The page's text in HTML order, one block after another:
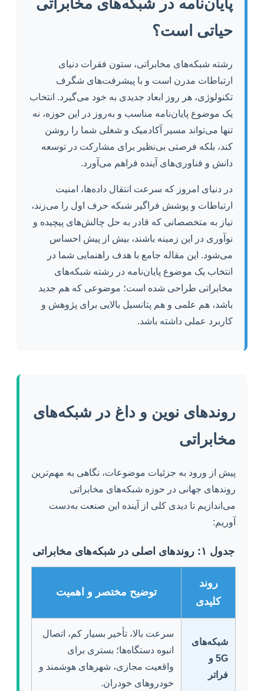
پایان‌نامه در شبکه‌های مخابراتی
حیاتی است؟
رشته شبکه‌های مخابراتی، ستون فقرات دنیای
ارتباطات مدرن است و با پیشرفت‌های شگرف
تکنولوژی، هر روز ابعاد جدیدی به خود می‌گیرد. انتخاب
یک موضوع پایان‌نامه مناسب و به‌روز در این حوزه، نه
تنها می‌تواند مسیر آکادمیک و شغلی شما را روشن
کند، بلکه فرصتی بی‌نظیر برای مشارکت در توسعه
دانش و فناوری‌های آینده فراهم می‌آورد.
در دنیای امروز که سرعت انتقال داده‌ها، امنیت
ارتباطات و پوشش فراگیر شبکه حرف اول را می‌زند،
نیاز به متخصصانی که قادر به حل چالش‌های پیچیده و
نوآوری در این زمینه باشند، بیش از پیش احساس
می‌شود. این مقاله جامع با هدف راهنمایی شما در
انتخاب یک موضوع پایان‌نامه در رشته شبکه‌های
مخابراتی طراحی شده است؛ موضوعی که هم جدید
باشد، هم علمی و هم پتانسیل بالایی برای پژوهش و
کاربرد عملی داشته باشد.
روندهای نوین و داغ در شبکه‌های
مخابراتی
پیش از ورود به جزئیات موضوعات، نگاهی به مهم‌ترین
روندهای جهانی در حوزه شبکه‌های مخابراتی
می‌اندازیم تا دیدی کلی از آینده این صنعت به‌دست
آوریم:
جدول ۱: روندهای اصلی در شبکه‌های مخابراتی
روند
کلیدی
توضیح مختصر و اهمیت
شبکه‌های
5G و
فراتر
سرعت بالا، تأخیر بسیار کم، اتصال
انبوه دستگاه‌ها؛ بستری برای
واقعیت مجازی، شهرهای هوشمند و
خودروهای خودران.